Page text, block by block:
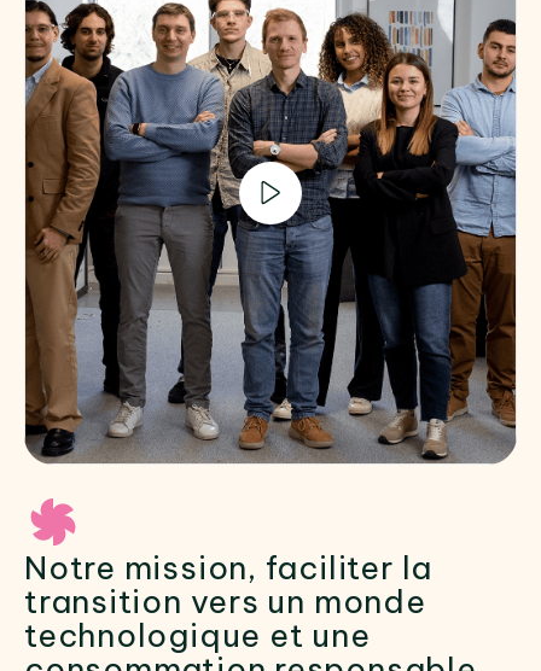
Notre mission, faciliter la
transition vers un monde
technologique et une